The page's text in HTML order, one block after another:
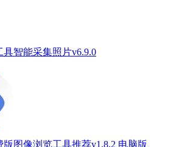
智能采集照片v6.9.0
图像浏览工具推荐v1.8.2 电脑版